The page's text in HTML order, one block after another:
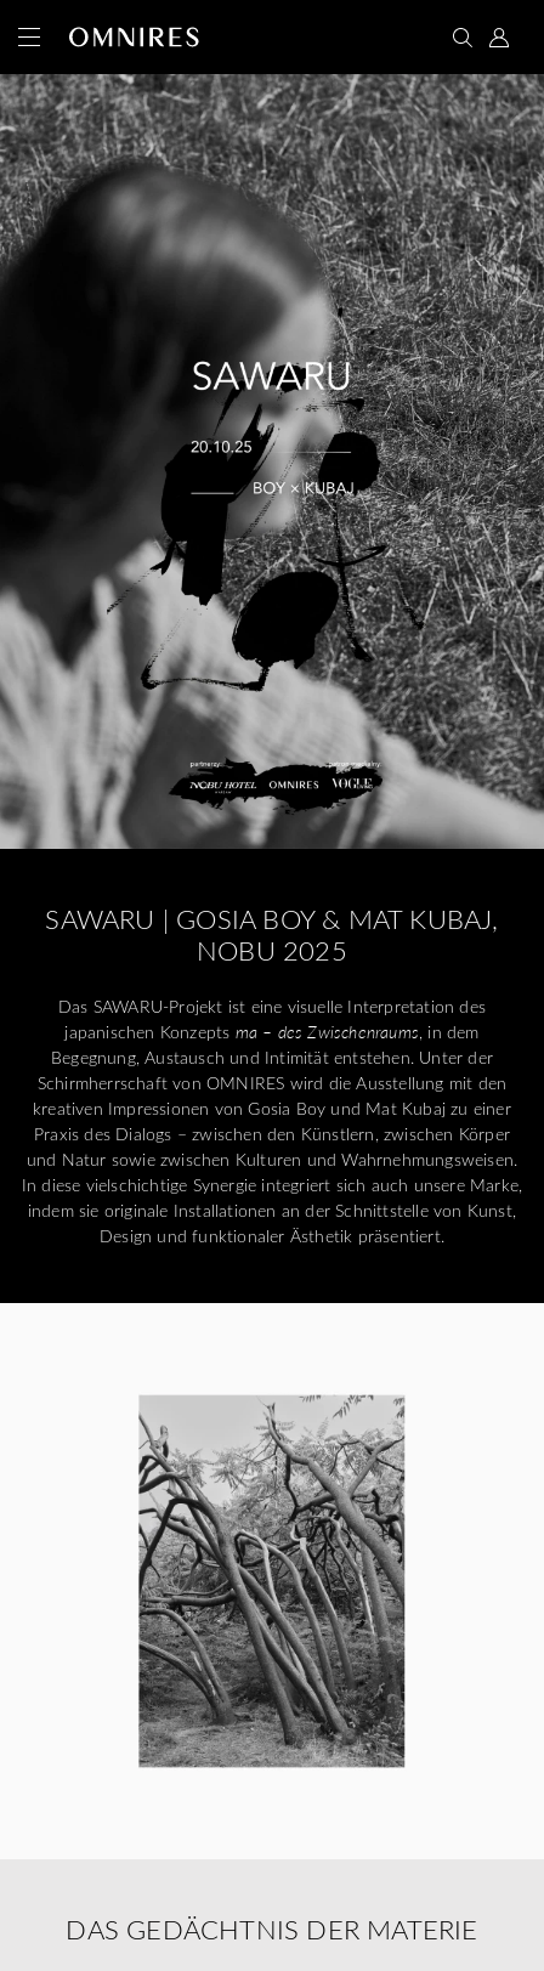
SAWARU | GOSIA BOY & MAT KUBAJ,
NOBU 2025
Das SAWARU-Projekt ist eine visuelle Interpretation des
japanischen Konzepts ma – des Zwischenraums, in dem
Begegnung, Austausch und Intimität entstehen. Unter der
Schirmherrschaft von OMNIRES wird die Ausstellung mit den
kreativen Impressionen von Gosia Boy und Mat Kubaj zu einer
Praxis des Dialogs – zwischen den Künstlern, zwischen Körper
und Natur sowie zwischen Kulturen und Wahrnehmungsweisen.
In diese vielschichtige Synergie integriert sich auch unsere Marke,
indem sie originale Installationen an der Schnittstelle von Kunst,
Design und funktionaler Ästhetik präsentiert.
DAS GEDÄCHTNIS DER MATERIE